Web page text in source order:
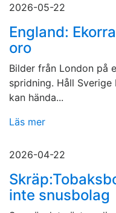
2026-05-22
England:
oro
Bilder från London på
spridning. Håll
kan hända...
Läs mer
2026-04-22
inte snusbolag